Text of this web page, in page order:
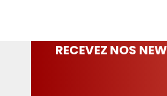
RECEVEZ NOS